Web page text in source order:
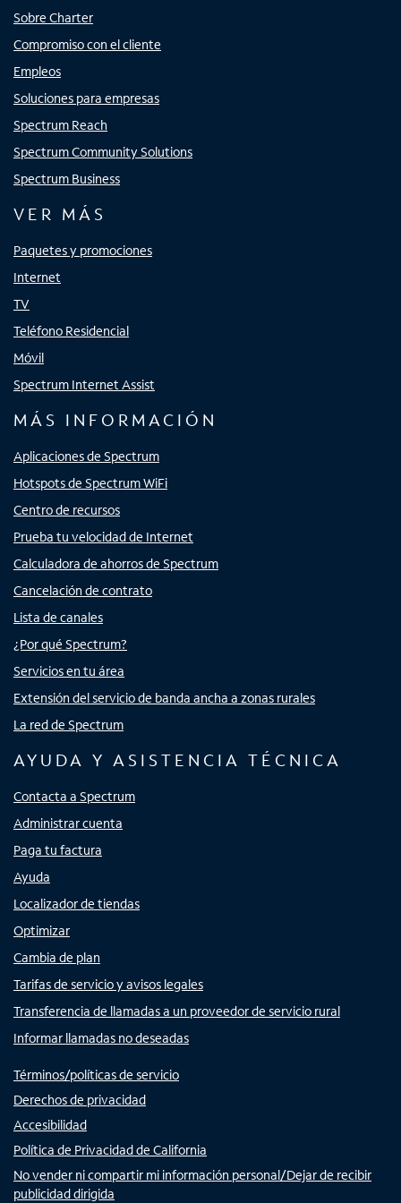
Sobre Charter
Compromiso con el cliente
Empleos
Soluciones para empresas
Spectrum Reach
Spectrum Community Solutions
Spectrum Business
VER MÁS
Paquetes y promociones
Internet
TV
Teléfono Residencial
Móvil
Spectrum Internet Assist
MÁS INFORMACIÓN
Aplicaciones de Spectrum
Hotspots de Spectrum WiFi
Centro de recursos
Prueba tu velocidad de Internet
Calculadora de ahorros de Spectrum
Cancelación de contrato
Lista de canales
¿Por qué Spectrum?
Servicios en tu área
Extensión del servicio de banda ancha a zonas rurales
La red de Spectrum
AYUDA Y ASISTENCIA TÉCNICA
Contacta a Spectrum
Administrar cuenta
Paga tu factura
Ayuda
Localizador de tiendas
Optimizar
Cambia de plan
Tarifas de servicio y avisos legales
Transferencia de llamadas a un proveedor de servicio rural
Informar llamadas no deseadas
Términos/políticas de servicio
Derechos de privacidad
Accesibilidad
Política de Privacidad de California
No vender ni compartir mi información personal/Dejar de recibir
publicidad dirigida